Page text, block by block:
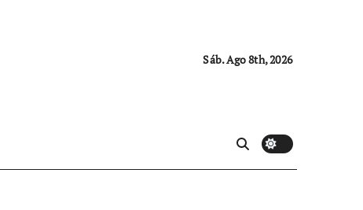
Sáb. Ago 8th, 2026